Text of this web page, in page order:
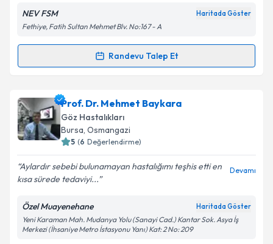
Aydınlatma
Metni'ni okudum ve kişisel verilerimin belirtilen
kapsamda işlenmesini kabul ediyorum.
NEV FSM Haritada Göster
Fethiye, Fatih Sultan Mehmet Blv. No:167 - A
Randevu Talep Et
Randevu Takvimi Talebi
Op. Dr. Tuncay Sezginiçin randevu takvimi talebi
oluşturun. Size bu uzmandan randevu almanız için bir
takvim hazırlandığında e-posta ile bilgilendireceğiz.
Kişisel verilerimin işlenmesine ilişkin
Aydınlatma
Metni'ni okudum ve kişisel verilerimin belirtilen
kapsamda işlenmesini kabul ediyorum.
Prof. Dr. Mehmet Baykara
Göz Hastalıkları
Bursa, Osmangazi
5 (6 Değerlendirme)
Aylardır sebebi bulunamayan hastalığımı teşhis etti en
kısa sürede tedaviyi...
Devamı
Özel Muayenehane Haritada Göster
Yeni Karaman Mah. Mudanya Yolu (Sanayi Cad.) Kantar Sok. Asya İş
Merkezi (İhsaniye Metro İstasyonu Yanı) Kat: 2 No: 209